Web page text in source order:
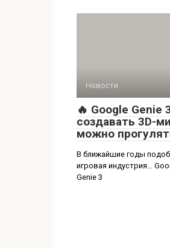
Новости
🔥 Google Genie
создавать 3D-
можно
В ближайшие годы
игровая индустрия…
Genie 3